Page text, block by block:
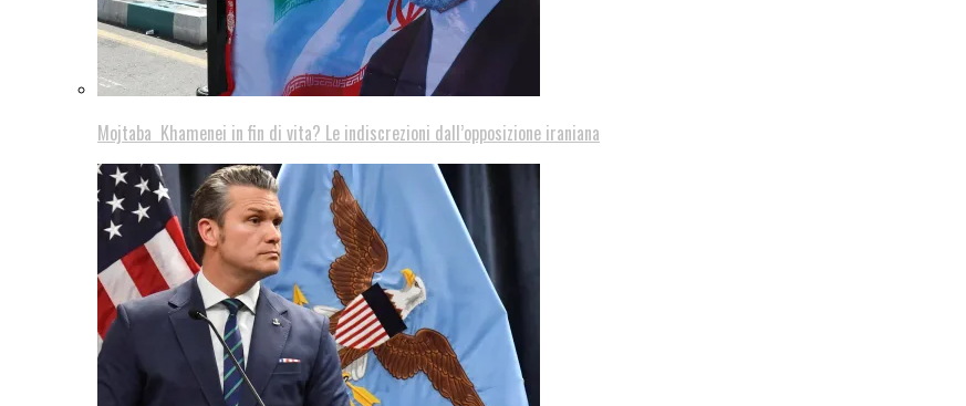
Mojtaba Khamenei in fin di vita? Le indiscrezioni dall’opposizione iraniana